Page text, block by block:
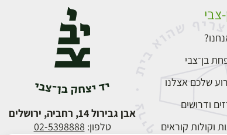
צבי
בן־צבי
שלכם אצלנו
ודרושים
וקולות קוראים
אבן גבירול 14, רחביה, ירושלים
טלפון: 02-5398888